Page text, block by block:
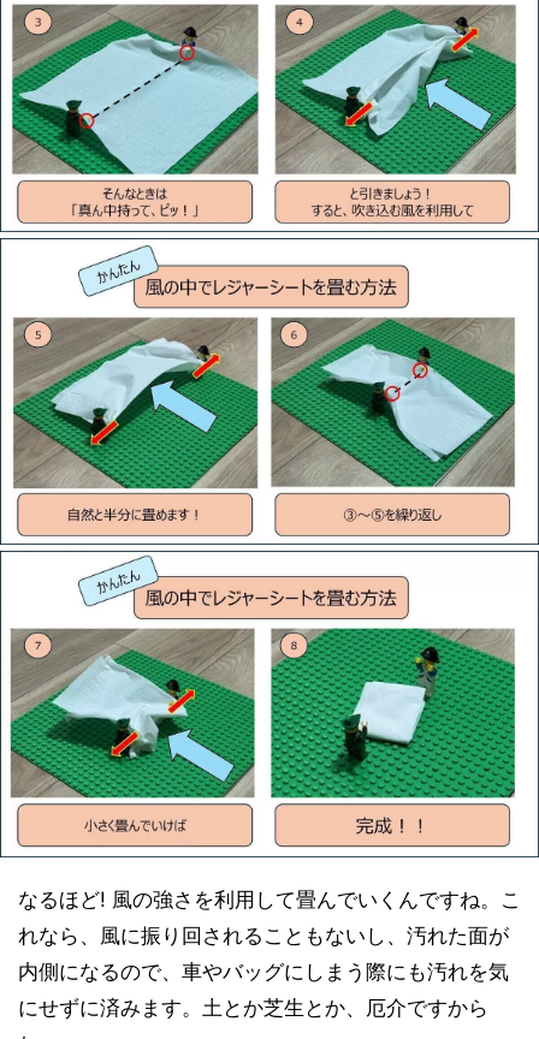
なるほど! 風の強さを利用して畳んでいくんですね。こ
れなら、風に振り回されることもないし、汚れた面が
内側になるので、車やバッグにしまう際にも汚れを気
にせずに済みます。土とか芝生とか、厄介ですから